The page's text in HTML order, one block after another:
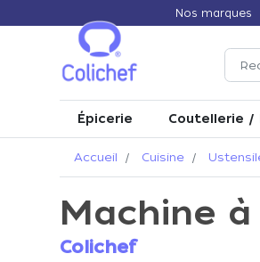
Nos marques
Épicerie Coutellerie /
Accueil Cuisine
Machine
Colichef